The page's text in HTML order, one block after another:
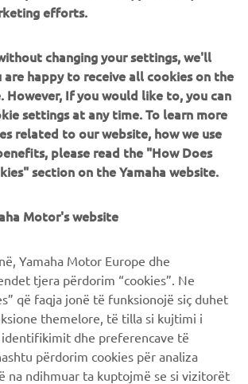
Krug (CEO)
: Development, manufacture, and sale
systems and other components,
other devices
MOTOR eBIKE SYSTEMS (YMESG)
2025 (operations planned to begin in
(planned)
: Development, manufacture, and sale
CORPORATE NEWS
happy to receive all cookies on the
However, If you would like to, you can
settings at any time. To learn more
related to our website, how we use
please read the "How Does
section on the Yamaha website.
tjera përdorim “cookies”. Ne
që faqja jonë të funksionojë siç duhet
themelore, të tilla si kujtimi i
dhe preferencave të
përdorim cookies për analiza
na ndihmuar ta kuptojmë se si vizitorët
tonë të internetit dhe ti